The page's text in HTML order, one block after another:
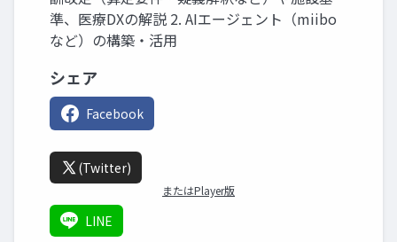
準、医療DXの解説 2. AIエージェント（miibo
など）の構築・活用
シェア
Facebook
(Twitter)
またはPlayer版
LINE